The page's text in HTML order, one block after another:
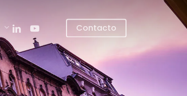
linkedinyoutube Contacto